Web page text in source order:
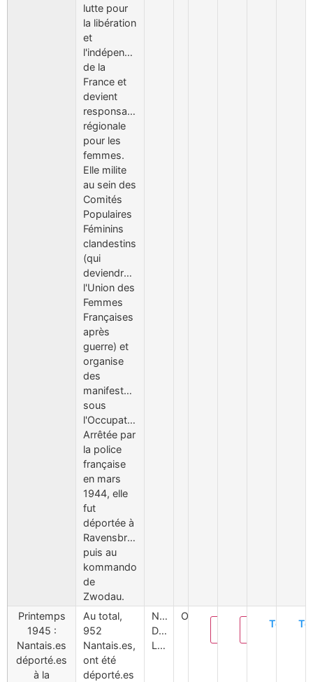
lutte pour
la libération
et
l'indépendance
de la
France et
devient
responsable
régionale
pour les
femmes.
Elle milite
au sein des
Comités
Populaires
Féminins
clandestins
(qui
deviendront
l'Union des
Femmes
Françaises
après
guerre) et
organise
des
manifestations
sous
l'Occupation.
Arrêtée par
la police
française
en mars
1944, elle
fut
déportée à
Ravensbrück
puis au
kommando
de
Zwodau.
Printemps
1945 :
Nantais.es
déporté.es
à la
Au total,
952
Nantais.es,
ont été
déporté.es
Nantes,
Déportation,
Libération
Oui
Supprimer